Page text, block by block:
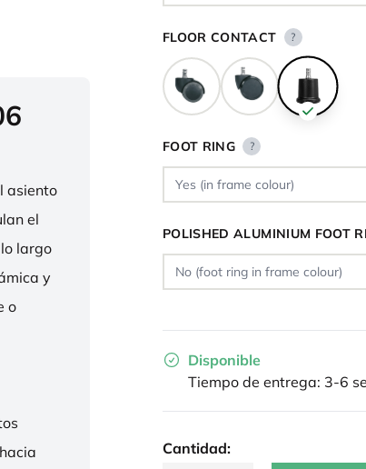
asiento
el
largo
y
o
FLOOR CONTACT ?
FOOT RING ?
POLISHED ALUMINIUM FOOT
Disponible
Tiempo de entrega: 3-6
Cantidad: